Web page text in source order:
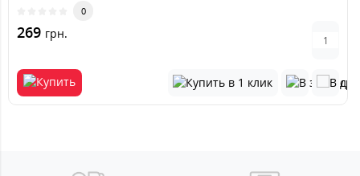
0
269 грн.